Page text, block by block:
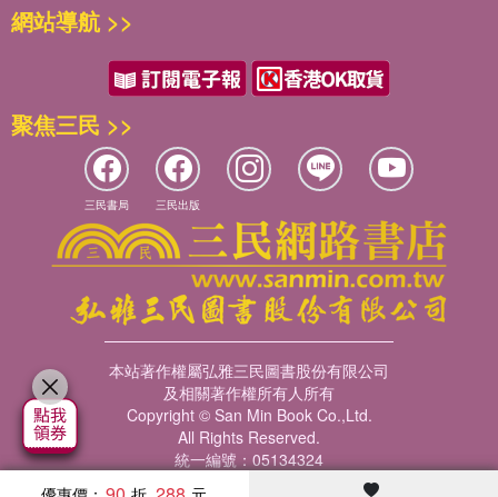
網站導航 >>
聚焦三民 >>
三民書局 三民出版
本站著作權屬弘雅三民圖書股份有限公司
及相關著作權所有人所有
Copyright © San Min Book Co.,Ltd.
All Rights Reserved.
統一編號：05134324